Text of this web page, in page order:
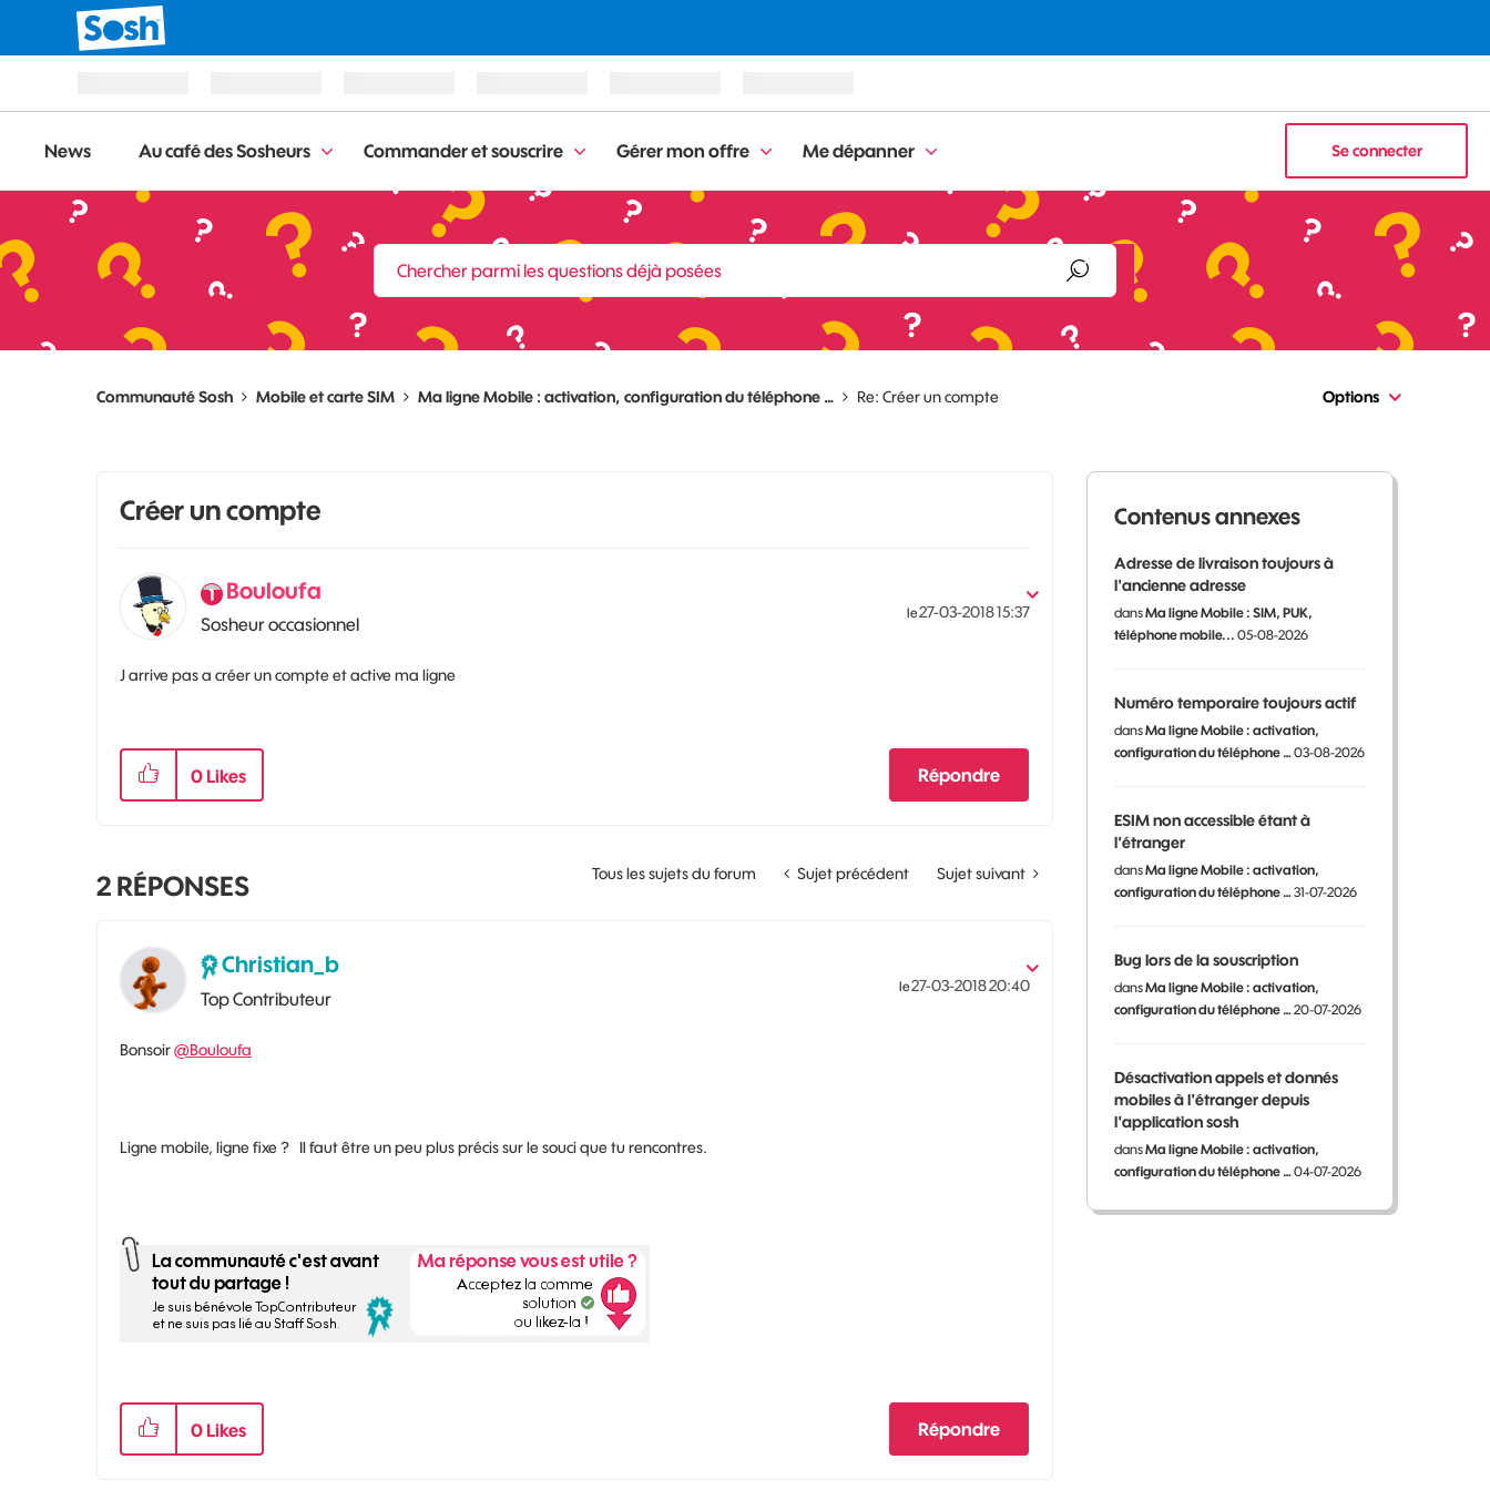
News Au café des Sosheurs Commander et souscrire Gérer mon offre Me dépanner Se connecter
Communauté Sosh Mobile et carte SIM Ma ligne Mobile : activation, configuration du téléphone … Re: Créer un compte Options
Créer un compte
Bouloufa
Sosheur occasionnel
le‎27-03-201815:37
J arrive pas a créer un compte et active ma ligne
0 Likes Répondre
Tous les sujets du forum Sujet précédent Sujet suivant
2 RÉPONSES
Christian_b
Top Contributeur
le‎27-03-201820:40
Bonsoir@Bouloufa
Ligne mobile, ligne fixe ? Il faut être un peu plus précis sur le souci que tu rencontres.
0 Likes Répondre
Contenus annexes
Adresse de livraison toujours à
l'ancienne adresse
dansMa ligne Mobile : SIM, PUK,
téléphone mobile... 05-08-2026
Numéro temporaire toujours actif
dansMa ligne Mobile : activation,
configuration du téléphone …03-08-2026
ESIM non accessible étant à
l’étranger
dansMa ligne Mobile : activation,
configuration du téléphone …31-07-2026
Bug lors de la souscription
dansMa ligne Mobile : activation,
configuration du téléphone …20-07-2026
Désactivation appels et donnés
mobiles à l'étranger depuis
l'application sosh
dansMa ligne Mobile : activation,
configuration du téléphone …04-07-2026